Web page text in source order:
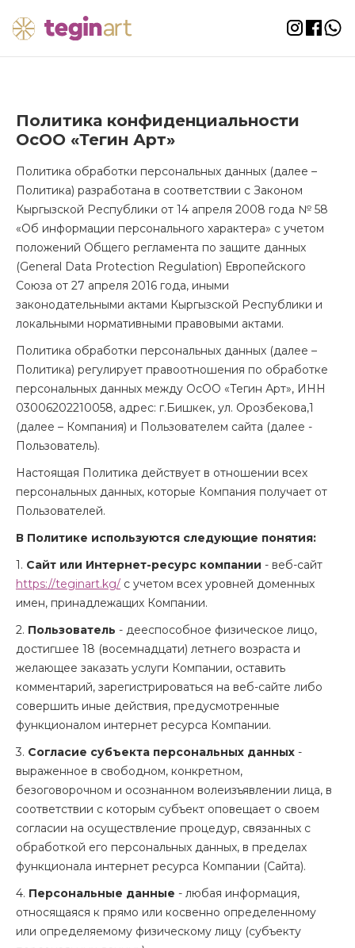
Политика конфиденциальности
ОсОО «Тегин Арт»
Политика обработки персональных данных (далее –
Политика) разработана в соответствии с Законом
Кыргызской Республики от 14 апреля 2008 года № 58
«Об информации персонального характера» с учетом
положений Общего регламента по защите данных
(General Data Protection Regulation) Европейского
Союза от 27 апреля 2016 года, иными
законодательными актами Кыргызской Республики и
локальными нормативными правовыми актами.
Политика обработки персональных данных (далее –
Политика) регулирует правоотношения по обработке
персональных данных между ОсОО «Тегин Арт», ИНН
03006202210058, адрес: г.Бишкек, ул. Орозбекова,1
(далее – Компания) и Пользователем сайта (далее -
Пользователь).
Настоящая Политика действует в отношении всех
персональных данных, которые Компания получает от
Пользователей.
В Политике используются следующие понятия:
1. Сайт или Интернет-ресурс компании - веб-сайт
https://teginart.kg/ с учетом всех уровней доменных
имен, принадлежащих Компании.
2. Пользователь - дееспособное физическое лицо,
достигшее 18 (восемнадцати) летнего возраста и
желающее заказать услуги Компании, оставить
комментарий, зарегистрироваться на веб-сайте либо
совершить иные действия, предусмотренные
функционалом интернет ресурса Компании.
3. Согласие субъекта персональных данных -
выраженное в свободном, конкретном,
безоговорочном и осознанном волеизъявлении лица, в
соответствии с которым субъект оповещает о своем
согласии на осуществление процедур, связанных с
обработкой его персональных данных, в пределах
функционала интернет ресурса Компании (Сайта).
4. Персональные данные - любая информация,
относящаяся к прямо или косвенно определенному
или определяемому физическому лицу (субъекту